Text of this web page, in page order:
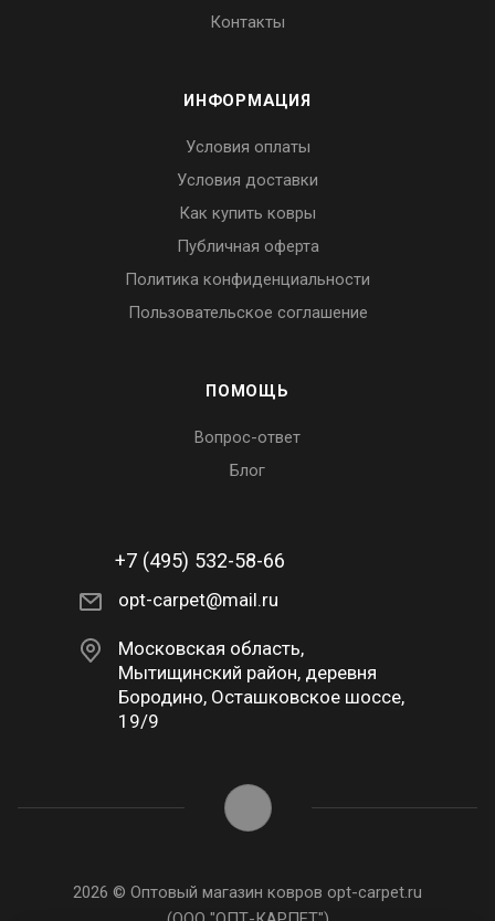
Контакты
ИНФОРМАЦИЯ
Условия оплаты
Условия доставки
Как купить ковры
Публичная оферта
Политика конфиденциальности
Пользовательское соглашение
ПОМОЩЬ
Вопрос-ответ
Блог
+7 (495) 532-58-66
opt-carpet@mail.ru
Московская область,
Мытищинский район, деревня
Бородино, Осташковское шоссе,
19/9
2026 © Оптовый магазин ковров opt-carpet.ru